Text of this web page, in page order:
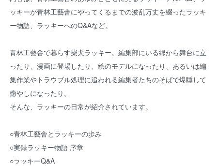
ッキーが青林工藝舎にやってくるまでの波乱万丈を綴ったラッキ
ー物語、ラッキーへのQ&Aなど。
青林工藝舎で暮らす柴犬ラッキー。編集部にいる縁から舞台に立
ったり、漫画に登場したり、絵のモデルになったり、あるいは編
集作業やトラウブル処理に追われる編集者たちのそばで爆睡して
癒やしになったり。
そんな、ラッキーの日常が紹介されています。
○青林工藝舎とラッキーの歩み
○実録ラッキー物語 序章
○ラッキーQ&A